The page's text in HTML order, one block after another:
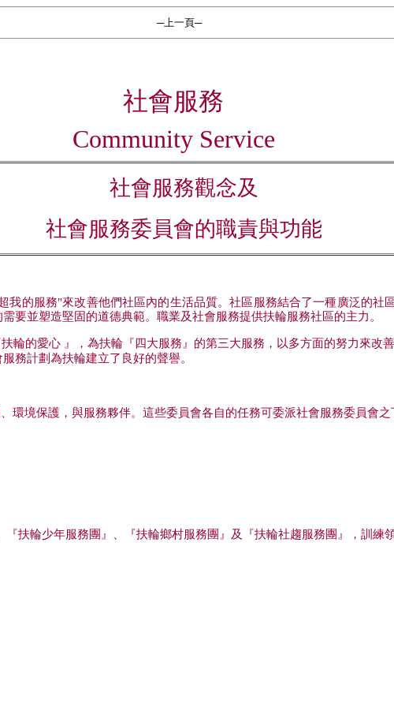
─上一頁─
社會服務
Community Service
社會服務觀念及
社會服務委員會的職責與功能
我的服務"來改善他們社區內的生活品質。社區服務結合了一種廣泛的社
要並塑造堅固的道德典範。職業及社會服務提供扶輪服務社區的主力。
扶輪的愛心 』，為扶輪『四大服務』的第三大服務，以多方面的努力來改
務計劃為扶輪建立了良好的聲譽。
環境保護，與服務夥伴。這些委員會各自的任務可委派社會服務委員會
扶輪少年服務團』、『扶輪鄉村服務團』及『扶輪社趨服務團』，訓練領